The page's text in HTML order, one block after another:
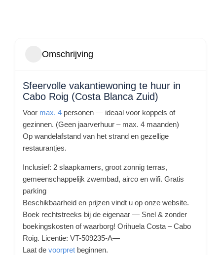
Omschrijving
Sfeervolle vakantiewoning te huur in
Cabo Roig (Costa Blanca Zuid)
Voor max. 4 personen — ideaal voor koppels of
gezinnen. (Geen jaarverhuur – max. 4 maanden)
Op wandelafstand van het strand en gezellige
restaurantjes.
Inclusief: 2 slaapkamers, groot zonnig terras,
gemeenschappelijk zwembad, airco en wifi. Gratis
parking
Beschikbaarheid en prijzen vindt u op onze website.
Boek rechtstreeks bij de eigenaar — Snel & zonder
boekingskosten of waarborg! Orihuela Costa – Cabo
Roig. Licentie: VT-509235-A—
Laat de voorpret beginnen.